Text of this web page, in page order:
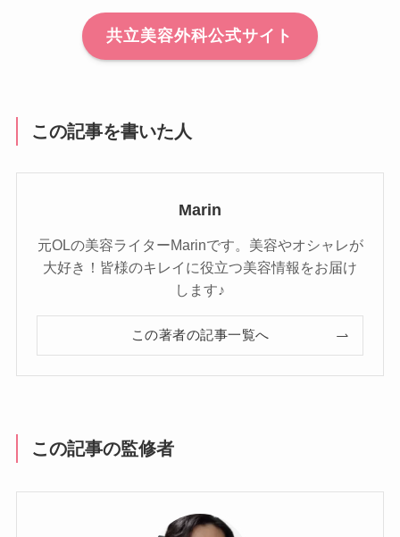
共立美容外科公式サイト
この記事を書いた人
Marin
元OLの美容ライターMarinです。美容やオシャレが
大好き！皆様のキレイに役立つ美容情報をお届け
します♪
この著者の記事一覧へ
この記事の監修者